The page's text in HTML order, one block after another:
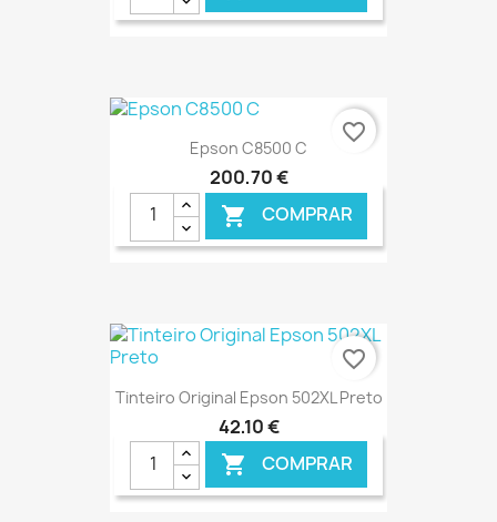
€ ONLINE
Epson C8500 C
200,70 €
 COMPRAR
€ ONLINE
favorite_border
Tinteiro Original Epson 502XL Preto
42,10 €
 COMPRAR
favorite_border